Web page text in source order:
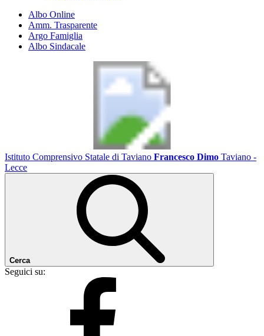
Albo Online
Amm. Trasparente
Argo Famiglia
Albo Sindacale
Istituto Comprensivo Statale di Taviano Francesco Dimo Taviano -
Lecce
Cerca
Seguici su: